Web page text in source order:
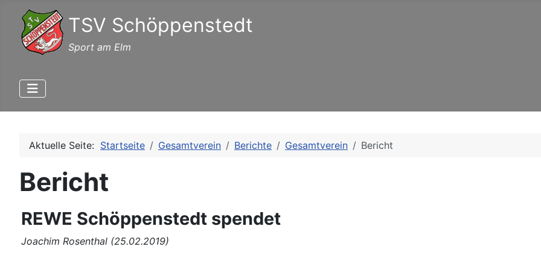
TSV Schöppenstedt
Sport am Elm
Aktuelle Seite: Startseite Gesamtverein Berichte Gesamtverein Bericht
Bericht
REWE Schöppenstedt spendet
Joachim Rosenthal (25.02.2019)